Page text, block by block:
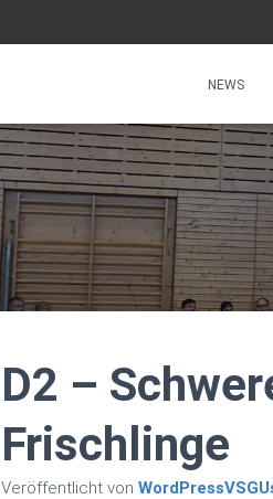
NEWS
D2 –
Frischlinge
Veröffentlicht von